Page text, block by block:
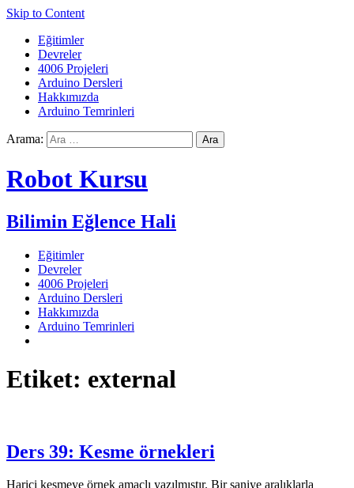
Skip to Content
Eğitimler
Devreler
4006 Projeleri
Arduino Dersleri
Hakkımızda
Arduino Temrinleri
Arama:
Robot Kursu
Bilimin Eğlence Hali
Eğitimler
Devreler
4006 Projeleri
Arduino Dersleri
Hakkımızda
Arduino Temrinleri
Etiket: external
Ders 39: Kesme örnekleri
Harici kesmeye örnek amaçlı yazılmıştır. Bir saniye aralıklarla